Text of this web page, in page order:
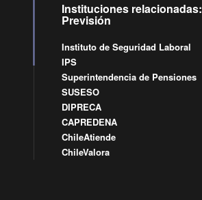
Instituciones relacionadas:
Previsión
Instituto de Seguridad Laboral
IPS
Superintendencia de Pensiones
SUSESO
DIPRECA
CAPREDENA
ChileAtiende
ChileValora